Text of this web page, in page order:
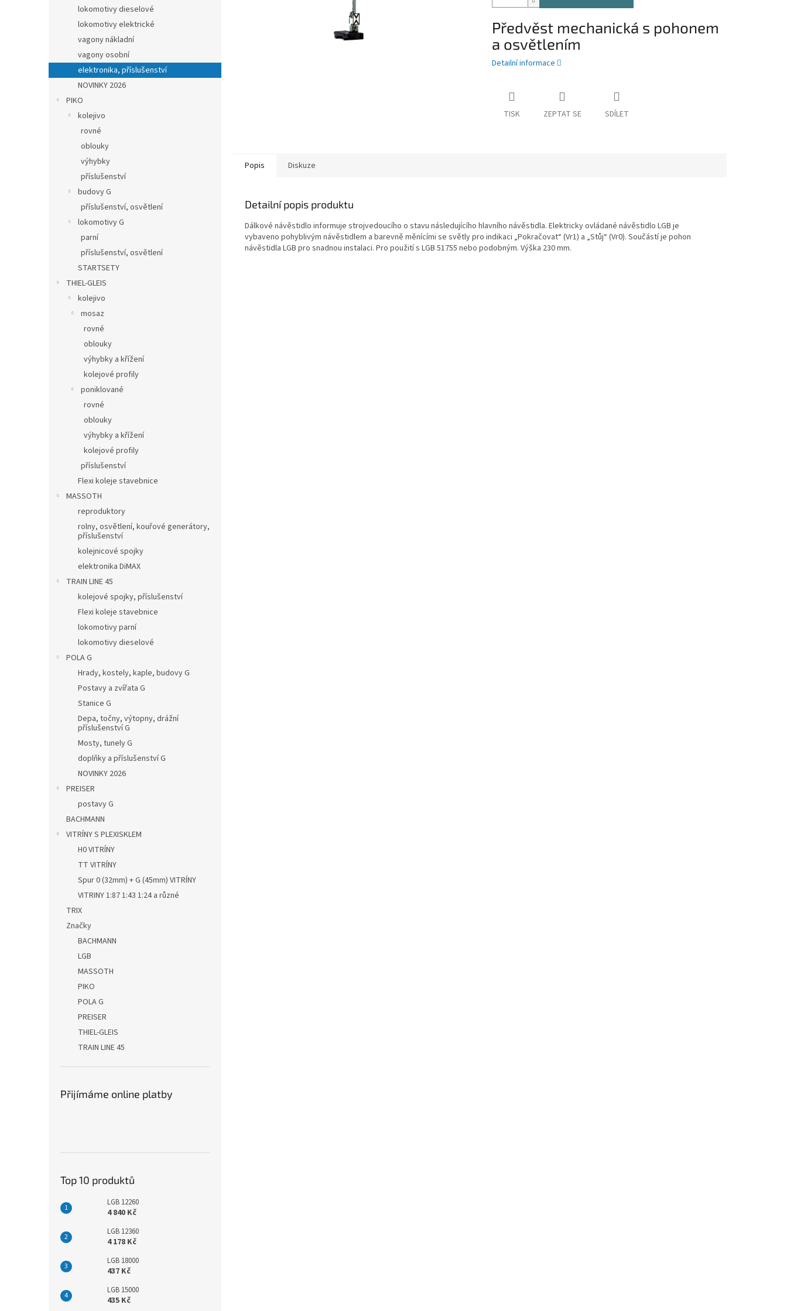
lokomotivy dieselové
lokomotivy elektrické
vagony nákladní
vagony osobní
elektronika, příslušenství
NOVINKY 2026
PIKO
kolejivo
rovné
oblouky
výhybky
příslušenství
budovy G
příslušenství, osvětlení
lokomotivy G
parní
příslušenství, osvětlení
STARTSETY
THIEL-GLEIS
kolejivo
mosaz
rovné
oblouky
výhybky a křížení
kolejové profily
poniklované
rovné
oblouky
výhybky a křížení
kolejové profily
příslušenství
Flexi koleje stavebnice
MASSOTH
reproduktory
rolny, osvětlení, kouřové generátory,
příslušenství
kolejnicové spojky
elektronika DiMAX
TRAIN LINE 45
kolejové spojky, příslušenství
Flexi koleje stavebnice
lokomotivy parní
lokomotivy dieselové
POLA G
Hrady, kostely, kaple, budovy G
Postavy a zvířata G
Stanice G
Depa, točny, výtopny, drážní
příslušenství G
Mosty, tunely G
doplňky a příslušenství G
NOVINKY 2026
PREISER
postavy G
BACHMANN
VITRÍNY S PLEXISKLEM
H0 VITRÍNY
TT VITRÍNY
Spur 0 (32mm) + G (45mm) VITRÍNY
VITRINY 1:87 1:43 1:24 a různé
TRIX
Značky
BACHMANN
LGB
MASSOTH
PIKO
POLA G
PREISER
THIEL-GLEIS
TRAIN LINE 45
Přijímáme online platby
Top 10 produktů
LGB 12260
4 840 Kč
LGB 12360
4 178 Kč
LGB 18000
437 Kč
LGB 15000
435 Kč
Předvěst mechanická s pohonem
a osvětlením
Detailní informace
TISK ZEPTAT SE SDÍLET
Popis Diskuze
Detailní popis produktu
Dálkové návěstidlo informuje strojvedoucího o stavu následujícího hlavního návěstidla. Elektricky ovládané návěstidlo LGB je
vybaveno pohyblivým návěstidlem a barevně měnícími se světly pro indikaci „Pokračovat“ (Vr1) a „Stůj“ (Vr0). Součástí je pohon
návěstidla LGB pro snadnou instalaci. Pro použití s ​​LGB 51755 nebo podobným. Výška 230 mm.